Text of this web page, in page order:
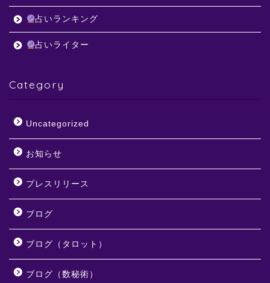
占いランキング
占いライター
Category
Uncategorized
お知らせ
プレスリリース
ブログ
ブログ（タロット）
ブログ（数秘術）